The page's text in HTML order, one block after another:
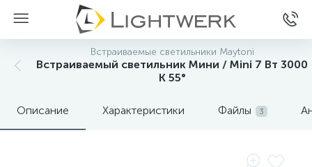
Встраиваемые светильники Maytoni
Встраиваемый светильник Мини / Mini 7 Вт 3000
К 55°
Описание Характеристики Файлы 3